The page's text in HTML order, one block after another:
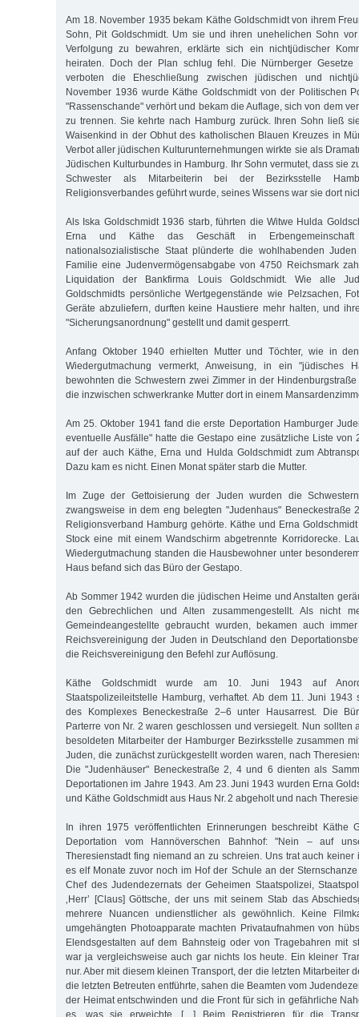
Am 18. November 1935 bekam Käthe Goldschmidt von ihrem
Sohn, Pit Goldschmidt. Um sie und ihren unehelichen Sohn vor
Verfolgung zu bewahren, erklärte sich ein nichtjüdischer
heiraten. Doch der Plan schlug fehl. Die Nürnberger Gesetze
verboten die Eheschließung zwischen jüdischen und
November 1936 wurde Käthe Goldschmidt von der Politischen
"Rassenschande" verhört und bekam die Auflage, sich von dem
zu trennen. Sie kehrte nach Hamburg zurück. Ihren Sohn ließ
Waisenkind in der Obhut des katholischen Blauen Kreuzes in
Verbot aller jüdischen Kulturunternehmungen wirkte sie als
Jüdischen Kulturbundes in Hamburg. Ihr Sohn vermutet, dass sie
Schwester als Mitarbeiterin bei der Bezirksstelle
Religionsverbandes geführt wurde, seines Wissens war sie dort
Als Iska Goldschmidt 1936 starb, führten die Witwe Hulda
Erna und Käthe das Geschäft in
nationalsozialistische Staat plünderte die wohlhabenden
Familie eine Judenvermögensabgabe von 4750 Reichsmark
Liquidation der Bankfirma Louis Goldschmidt. Wie alle
Goldschmidts persönliche Wertgegenstände wie Pelzsachen,
Geräte abzuliefern, durften keine Haustiere mehr halten, und
"Sicherungsanordnung" gestellt und damit gesperrt.
Anfang Oktober 1940 erhielten Mutter und Töchter, wie in
Wiedergutmachung vermerkt, Anweisung, in ein "jüdisches
bewohnten die Schwestern zwei Zimmer in der
die inzwischen schwerkranke Mutter dort in einem
Am 25. Oktober 1941 fand die erste Deportation Hamburger
eventuelle Ausfälle" hatte die Gestapo eine zusätzliche Liste von
auf der auch Käthe, Erna und Hulda Goldschmidt zum
Dazu kam es nicht. Einen Monat später starb die Mutter.
Im Zuge der Gettoisierung der Juden wurden die
zwangsweise in dem eng belegten "Judenhaus" Beneckestraße
Religionsverband Hamburg gehörte. Käthe und Erna
Stock eine mit einem Wandschirm abgetrennte Korridorecke.
Wiedergutmachung standen die Hausbewohner unter
Haus befand sich das Büro der Gestapo.
Ab Sommer 1942 wurden die jüdischen Heime und Anstalten
den Gebrechlichen und Alten zusammengestellt. Als nicht
Gemeindeangestellte gebraucht wurden, bekamen auch
Reichsvereinigung der Juden in Deutschland den
die Reichsvereinigung den Befehl zur Auflösung.
Käthe Goldschmidt wurde am 10. Juni 1943 auf
Staatspolizeileitstelle Hamburg, verhaftet. Ab dem 11. Juni 1943
des Komplexes Beneckestraße 2–6 unter Hausarrest. Die
Parterre von Nr. 2 waren geschlossen und versiegelt. Nun sollten
besoldeten Mitarbeiter der Hamburger Bezirksstelle zusammen
Juden, die zunächst zurückgestellt worden waren, nach
Die "Judenhäuser" Beneckestraße 2, 4 und 6 dienten als
Deportationen im Jahre 1943. Am 23. Juni 1943 wurden Erna
und Käthe Goldschmidt aus Haus Nr. 2 abgeholt und nach
In ihren 1975 veröffentlichten Erinnerungen beschreibt Käthe
Deportation vom Hannöverschen Bahnhof: "Nein – auf
Theresienstadt fing niemand an zu schreien. Uns trat auch
es elf Monate zuvor noch im Hof der Schule an der
Chef des Judendezernats der Geheimen Staatspolizei,
‚Herr’ [Claus] Göttsche, der uns mit seinem Stab das
mehrere Nuancen undienstlicher als gewöhnlich. Keine
umgehängten Photoapparate machten Privataufnahmen von
Elendsgestalten auf dem Bahnsteig oder von Tragebahren mit
war ja vergleichsweise auch gar nichts los heute. Ein kleiner
nur. Aber mit diesem kleinen Transport, der die letzten Mitarbeiter
die letzten Betreuten entführte, sahen die Beamten vom
der Heimat entschwinden und die Front für sich in gefährliche
es, was sie erweichte. […] Beim Registrieren für die